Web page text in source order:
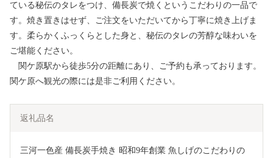
ている秘伝のタレをつけ、備長炭で焼くというこだわりの一品で
す。焼き置きはせず、ご注文をいただいてから丁寧に焼き上げま
す。柔らかくふっくらとした身と、秘伝のタレの芳醇な味わいを
ご堪能ください。
関ケ原駅から徒歩5分の距離にあり、ご予約も承っております。
関ケ原へ観光の際には是非ご利用ください。
返礼品名
三河一色産 備長炭手焼き 昭和9年創業 魚しげのこだわりの